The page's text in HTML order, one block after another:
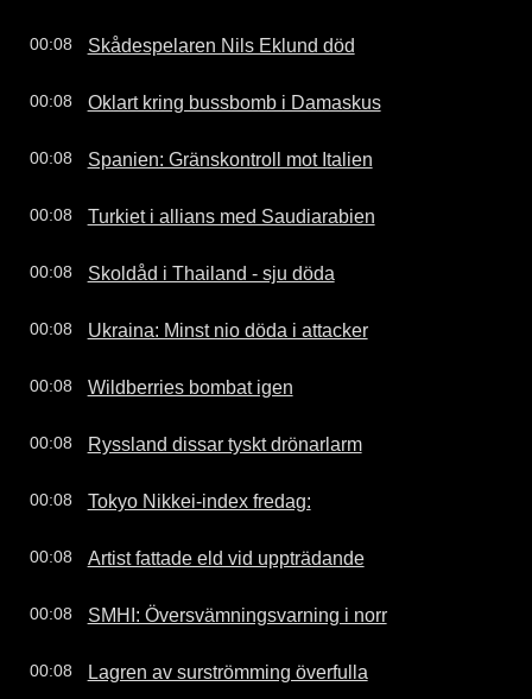
00:08 Skådespelaren Nils Eklund död
00:08 Oklart kring bussbomb i Damaskus
00:08 Spanien: Gränskontroll mot Italien
00:08 Turkiet i allians med Saudiarabien
00:08 Skoldåd i Thailand - sju döda
00:08 Ukraina: Minst nio döda i attacker
00:08 Wildberries bombat igen
00:08 Ryssland dissar tyskt drönarlarm
00:08 Tokyo Nikkei-index fredag:
00:08 Artist fattade eld vid uppträdande
00:08 SMHI: Översvämningsvarning i norr
00:08 Lagren av surströmming överfulla